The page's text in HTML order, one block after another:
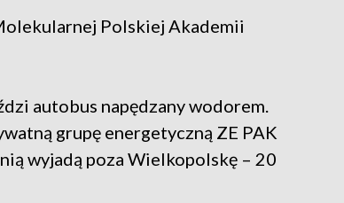
Polskiej Akademii
autobus napędzany wodorem.
grupę energetyczną ZE PAK
wyjadą poza Wielkopolskę – 20